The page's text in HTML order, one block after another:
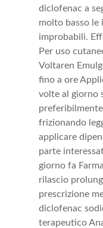
diclofenac a
molto basso le
improbabili.
Per uso
Voltaren
fino a ore
volte al giorno
frizionando
applicare
parte
giorno fa
rilascio
prescrizione
diclofenac
terapeutico